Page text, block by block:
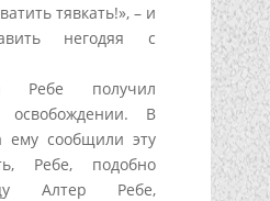
тявкать!», – и
негодяя с
Ребе получил
освобождении. В
ему сообщили эту
Ребе, подобно
Алтер Ребе,